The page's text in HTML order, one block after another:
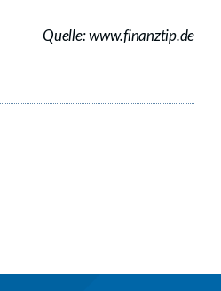
Quelle: www.finanztip.de